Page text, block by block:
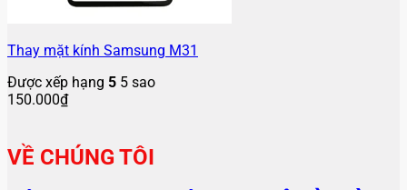
Thay mặt kính Samsung M31
Được xếp hạng 5 5 sao
150.000₫
VỀ CHÚNG TÔI